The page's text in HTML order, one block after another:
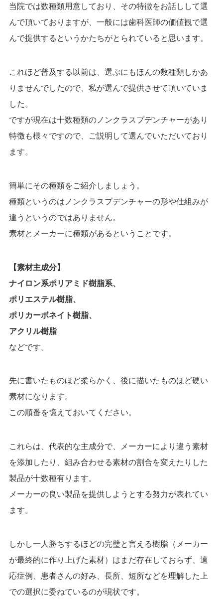
当院では数種類用意しており、その特徴をお話しして選
んで頂いておりますが、 一般には歯科医師の価値観で選
んで提供するというかたちがとられていると思います。
これほど普及する以前は、選ぶにもほんの数種類しかあ
りませんでしたので、 私が選んで提供させて頂いていま
した。
ですが現在は十数種類のノンクラスプデンチャーがあり
特徴も様々ですので、
ご説明して選んでいただいており
ます。
簡単にその種類をご紹介しましょう 。
種類というのはノンクラスプデンチャーの形や仕組みが
違うというのではありません。
素材とメーカーに種類があるということです。
【素材主成分】
ナイロン系ポリアミド樹脂系、
ポリエステル樹脂、
ポリカーボネイト樹脂、
アクリル樹脂
などです。
先に書いたものほど柔らかく、後に描いたものほど硬い
素材になります。
この順番を憶えておいてください。
これらは、代表的な主成分で、メーカーにより違う素材
を添加したり、 組み合わせる素材の割合を変えたりした
製品が十数種有ります。
メーカーの良い製品を提供しようとする努力が表れてい
ます。
しかし一人勝ちするほどの完璧と言える樹脂（メーカー
が最終的に作り上げた素材）は まだ存在しておらず、 適
応症例、 患者さんの好み、 長所、短所などを理解した上
での選択に委ねているのが現状です。